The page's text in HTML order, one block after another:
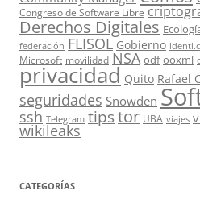
Congreso de Software Libre
Derechos Digitales
federación FLISOL Gobierno
Microsoft movilidad NSA odf ooxml
privacidad Quito Rafael
seguridades Snowden
ssh Telegram tips tor UBA viajes
wikileaks
CATEGORÍAS